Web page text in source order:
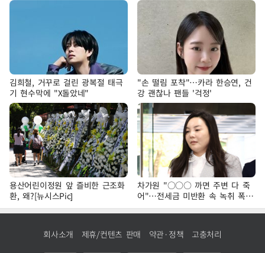
김희철, 거꾸로 걸린 광복절 태극
기 현수막에 "X돌았네"
"손 떨림 포착"…카라 한승연, 건
강 괜찮나 팬들 '걱정'
용산어린이정원 앞 즐비한 근조화
환, 왜?[뉴시스Pic]
차가원 "○○○ 까면 주변 다 죽
어"…전세금 미반환 속 녹취 폭로
파장
회사소개 제휴/컨텐츠 판매 약관·정책 고충처리